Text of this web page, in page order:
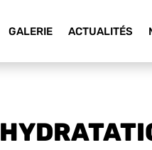
GALERIE ACTUALITÉS